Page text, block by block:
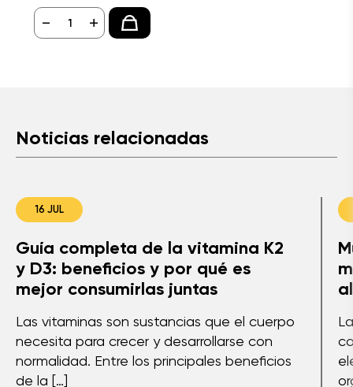
- +
Noticias relacionadas
Guía completa de la vitamina K2
y D3: beneficios y por qué es
mejor consumirlas juntas
Las vitaminas son sustancias que el cuerpo
necesita para crecer y desarrollarse con
normalidad. Entre los principales beneficios
de la […]
16 JUL